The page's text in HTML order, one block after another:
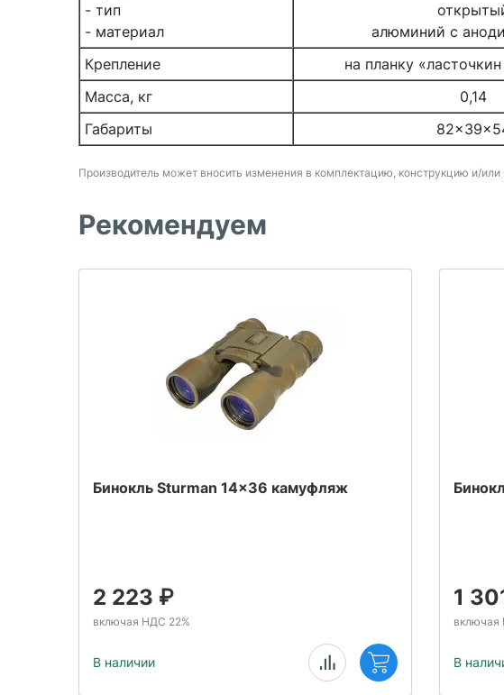
- тип
- материал
алюминий с
Крепление
на планку
Масса, кг
0,14
Габариты
Производитель может вносить изменения в комплектацию, конструкцию и/
Рекомендуем
Бинокль Sturman 14x36 камуфляж
2 223 ₽
включая НДС 22%
В наличии
1
включая
В